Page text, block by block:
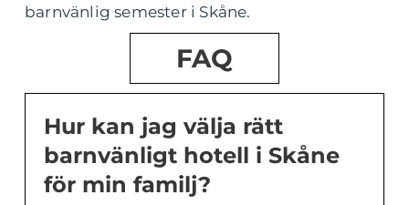
barnvänlig semester i Skåne.
FAQ
Hur kan jag välja rätt
barnvänligt hotell i Skåne
för min familj?